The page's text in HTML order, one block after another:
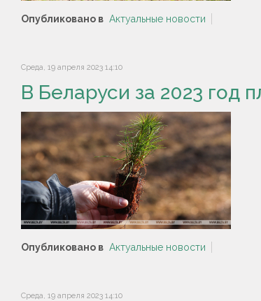
Опубликовано в Актуальные новости
Среда, 19 апреля 2023 14:10
В Беларуси за 2023 год
Опубликовано в Актуальные новости
Среда, 19 апреля 2023 14:10